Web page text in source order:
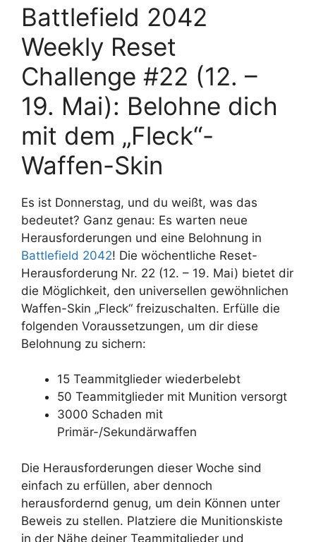
Battlefield 2042
Weekly Reset
Challenge #22 (12. –
19. Mai): Belohne dich
mit dem „Fleck“-
Waffen-Skin
Es ist Donnerstag, und du weißt, was das
bedeutet? Ganz genau: Es warten neue
Herausforderungen und eine Belohnung in
Battlefield 2042! Die wöchentliche Reset-
Herausforderung Nr. 22 (12. – 19. Mai) bietet dir
die Möglichkeit, den universellen gewöhnlichen
Waffen-Skin „Fleck“ freizuschalten. Erfülle die
folgenden Voraussetzungen, um dir diese
Belohnung zu sichern:
15 Teammitglieder wiederbelebt
50 Teammitglieder mit Munition versorgt
3000 Schaden mit
Primär-/Sekundärwaffen
Die Herausforderungen dieser Woche sind
einfach zu erfüllen, aber dennoch
herausfordernd genug, um dein Können unter
Beweis zu stellen. Platziere die Munitionskiste
in der Nähe deiner Teammitglieder und